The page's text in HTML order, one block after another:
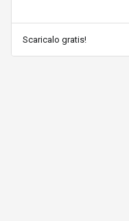
Scaricalo gratis!